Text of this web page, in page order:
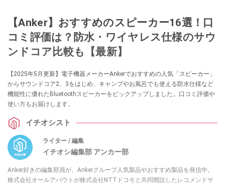
【Anker】おすすめのスピーカー16選！口
コミ評価は？防水・ワイヤレス仕様のサウ
ンドコア比較も【最新】
【2025年5月更新】電子機器メーカーAnkerでおすすめの人気「スピーカー」
からサウンドコア2、3をはじめ、キャンプやお風呂でも使える防水仕様など
機能性に優れたBluetoothスピーカーをピックアップしました。口コミ評価や
使い方もお届けします。
イチオシスト
ライター / 編集
イチオシ編集部 アンカー部
Anker好きの編集部員が、Ankerグループ人気製品やおすすめ製品を発信中。
株式会社オールアバウトが株式会社NTTドコモと共同開設したレコメンドサ